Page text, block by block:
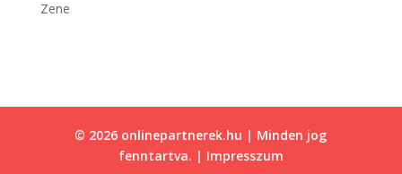
Zene
© 2026 onlinepartnerek.hu | Minden jog
fenntartva. | Impresszum